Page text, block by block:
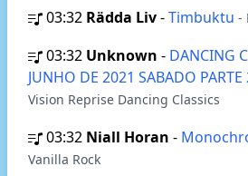
03:32 Rädda Liv-Timbuktu -
03:32 Unknown - DANCING
JUNHO DE 2021 SABADO PARTE
Vision Reprise Dancing Classics
03:32 Niall Horan -
Vanilla Rock